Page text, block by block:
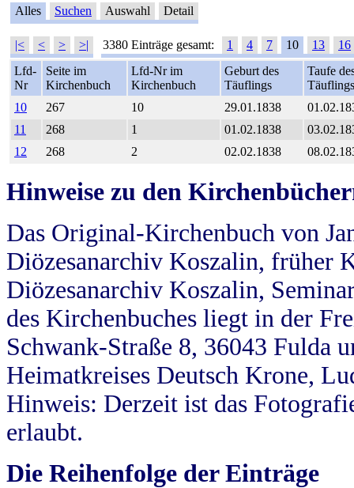
Alles Suchen Auswahl Detail
|< < > >| 3380 Einträge gesamt: 1 4 7 10 13
16
Lfd-
Nr
Seite im
Kirchenbuch
Lfd-Nr im
Kirchenbuch
Geburt des
Täuflings
Taufe
Täuflings
10
267 10 29.01.1838
11
268 1 01.02.1838
12
268 2 02.02.1838
Hinweise zu den
Das Original-Kirchenbuch von
Diözesanarchiv Koszalin, früher
Diözesanarchiv Koszalin,
des Kirchenbuches liegt in der
Schwank-Straße 8, 36043 Fulda
Heimatkreises Deutsch Krone,
Hinweis: Derzeit ist das
erlaubt.
Die Reihenfolge der Einträge